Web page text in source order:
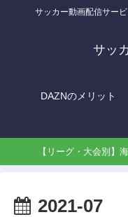
サッカー動画配信サー
サッ
DAZNのメリット
【リーグ・大会別】
2021-07